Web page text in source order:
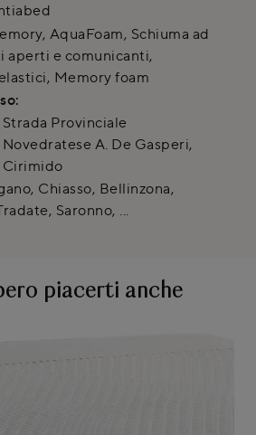
AquaFoam, Schiuma ad
aperti e comunicanti,
Memory foam
Strada Provinciale
Novedratese A. De Gasperi,
Cirimido
Chiasso, Bellinzona,
Saronno, ...
piacerti anche